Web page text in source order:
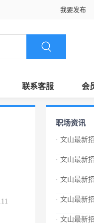
我要发布
联系客服 会
职场资讯
· 文山最新
· 文山最新
· 文山最新
· 文山最新
· 文山最新